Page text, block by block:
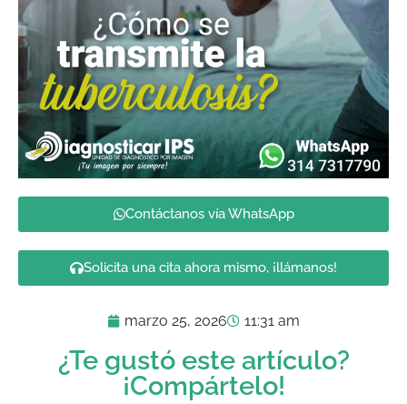
Contáctanos vía WhatsApp
Solicita una cita ahora mismo, ¡llámanos!
marzo 25, 2026 11:31 am
¿Te gustó este artículo?
¡Compártelo!